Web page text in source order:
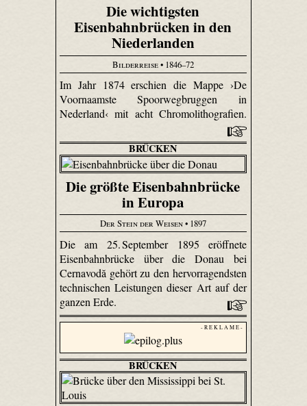
Die wichtigsten
Eisenbahnbrücken in den
Niederlanden
Bilderreise• 1846–72
Im Jahr 1874 erschien die Mappe ›De
Voornaamste Spoorwegbruggen in
Nederland‹ mit acht Chromolithografien.
BRÜCKEN
Die größte Eisenbahnbrücke
in Europa
Der Stein der Weisen• 1897
Die am 25. September 1895 eröffnete
Eisenbahnbrücke über die Donau bei
Cernavodă gehört zu den hervorragendsten
technischen Leistungen dieser Art auf der
ganzen Erde.
- R E K L A M E -
BRÜCKEN